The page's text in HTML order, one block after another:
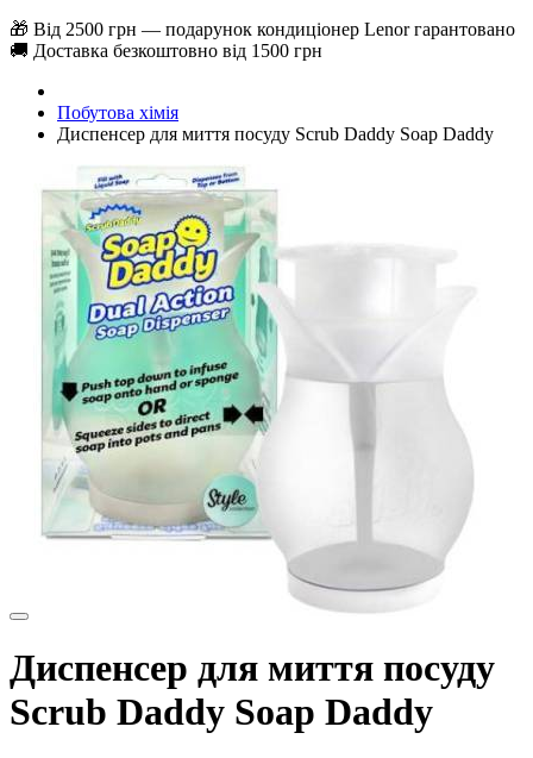
🎁 Від 2500 грн — подарунок кондиціонер Lenor гарантовано
🚚 Доставка безкоштовно від 1500 грн
Побутова хімія
Диспенсер для миття посуду Scrub Daddy Soap Daddy
Диспенсер для миття посуду
Scrub Daddy Soap Daddy